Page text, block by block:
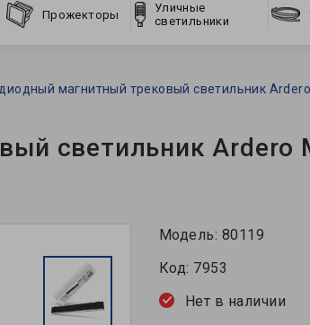
Прожекторы
Уличные
светильники
магнитный трековый светильник
светильник Ardero
Модель: 80119
Код: 7953
Нет в наличии